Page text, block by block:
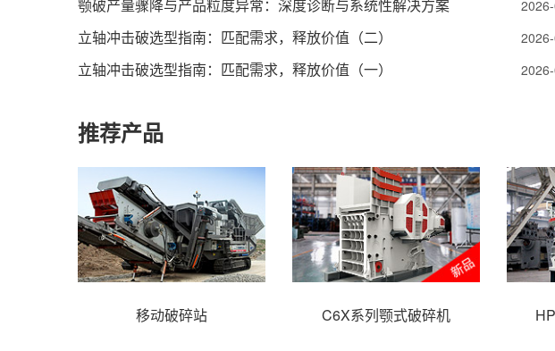
颚破产量骤降与产品粒度异常：深度诊断与系统性解决方案
立轴冲击破选型指南：匹配需求，释放价值（二）
立轴冲击破选型指南：匹配需求，释放价值（一）
推荐产品
移动破碎站 C6X系列颚式破碎机